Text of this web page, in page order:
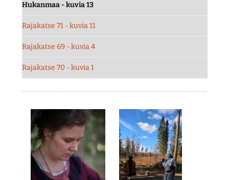
Hukanmaa - kuvia 13
Rajakatse 71 - kuvia 11
Rajakatse 69 - kuvia 4
Rajakatse 70 - kuvia 1